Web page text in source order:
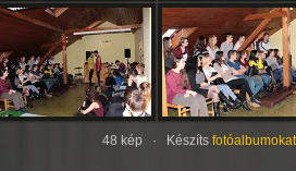
48 kép · Készíts fotóalbumokat